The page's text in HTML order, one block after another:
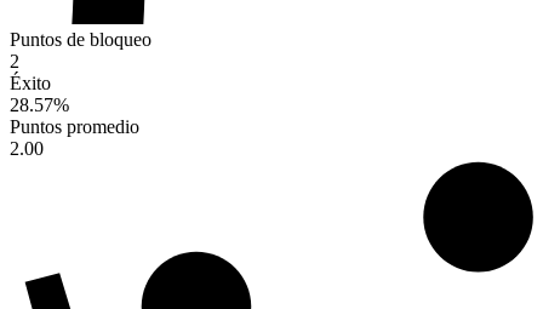
Puntos de bloqueo
2
Éxito
28.57%
Puntos promedio
2.00